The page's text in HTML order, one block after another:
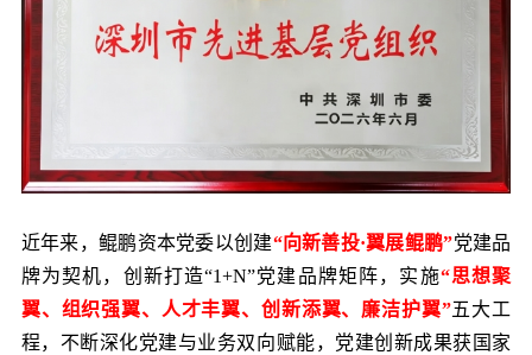
近年来，鲲鹏资本党委以创建“向新善投·翼展鲲鹏”党建品
牌为契机，创新打造“1+N”党建品牌矩阵，实施“思想聚
翼、组织强翼、人才丰翼、创新添翼、廉洁护翼”五大工
程，不断深化党建与业务双向赋能，党建创新成果获国家